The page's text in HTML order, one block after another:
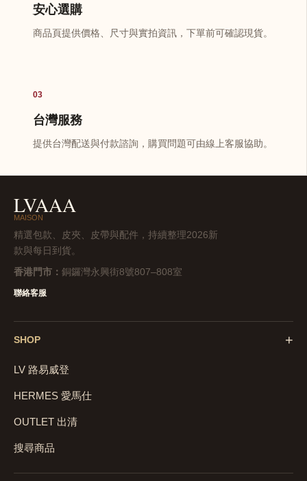
安心選購
商品頁提供價格、尺寸與實拍資訊，下單前可確認現貨。
03
台灣服務
提供台灣配送與付款諮詢，購買問題可由線上客服協助。
LVAAA
MAISON
精選包款、皮夾、皮帶與配件，持續整理2026新
款與每日到貨。
香港門市： 銅鑼灣永興街8號807–808室
聯絡客服
SHOP +
LV 路易威登
HERMES 愛馬仕
OUTLET 出清
搜尋商品